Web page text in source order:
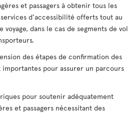
et passagers à obtenir tous les
d’accessibilité offerts tout au
dans le cas de segments de vol
des étapes de confirmation des
importantes pour assurer un parcours
pour soutenir adéquatement
et passagers nécessitant des